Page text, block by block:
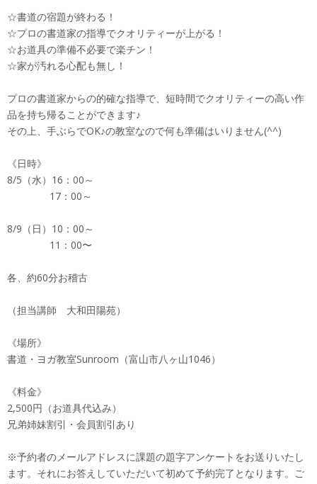
☆書道の宿題が終わる！
☆プロの書道家の指導でクオリティーが上がる！
☆お道具の準備不必要で楽チン！
☆家が汚れる心配も無し！
プロの書道家からの的確な指導で、短時間でクオリティーの高い作
品を持ち帰ることができます♪
その上、手ぶらでOK♪の教室なので何も準備はいりません(^^)
《日時》
8/5（水）16：00～
17：00～
8/9（日）10：00～
11：00〜
各、約60分お稽古
（担当講師 大和田陽苑）
《場所》
書道・ヨガ教室Sunroom（富山市八ヶ山1046）
《料金》
2,500円（お道具代込み）
兄弟姉妹割引・会員割引あり
※予約者のメールアドレスに課題の題字アンケートをお送りいたし
ます。それにお答えしていただいて初めて予約完了となります。ご